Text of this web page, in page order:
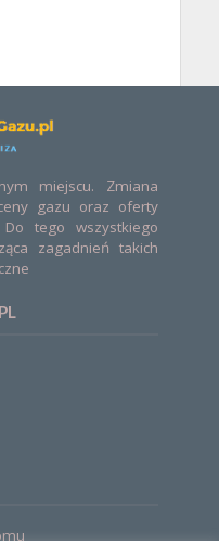
miejscu. Zmiana
gazu oraz oferty
tego wszystkiego
zagadnień takich